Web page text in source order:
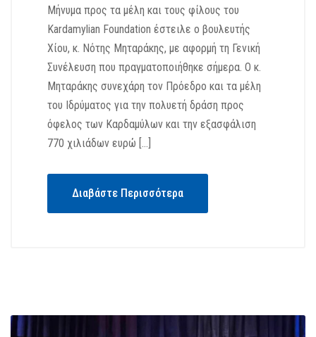
Μήνυμα προς τα μέλη και τους φίλους του
Kardamylian Foundation έστειλε ο βουλευτής
Χίου, κ. Νότης Μηταράκης, με αφορμή τη Γενική
Συνέλευση που πραγματοποιήθηκε σήμερα. Ο κ.
Μηταράκης συνεχάρη τον Πρόεδρο και τα μέλη
του Ιδρύματος για την πολυετή δράση προς
όφελος των Καρδαμύλων και την εξασφάλιση
770 χιλιάδων ευρώ […]
Διαβάστε Περισσότερα